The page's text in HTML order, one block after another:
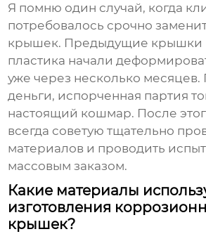
Я помню один случай, когда
потребовалось срочно
крышек. Предыдущие крышки
пластика начали
уже через несколько
деньги, испорченная партия
настоящий кошмар. После
всегда советую тщательно
материалов и проводить
массовым заказом.
Какие материалы
изготовления
крышек?